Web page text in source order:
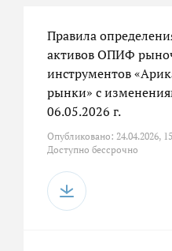
Правила
активов ОПИФ
инструментов
рынки» с
06.05.2026 г.
Опубликовано: 24.04.2026,
Доступно бессрочно